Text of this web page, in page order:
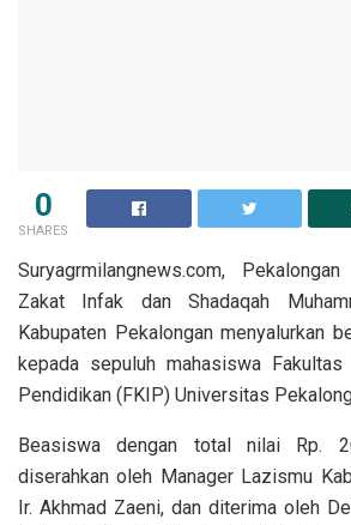
0
SHARES
Suryagrmilangnews.com,
Zakat Infak dan Shadaqah
Kabupaten Pekalongan menyalurkan
kepada sepuluh mahasiswa
Pendidikan (FKIP) Universitas
Beasiswa dengan total nilai Rp.
diserahkan oleh Manager Lazismu
Ir. Akhmad Zaeni, dan diterima oleh